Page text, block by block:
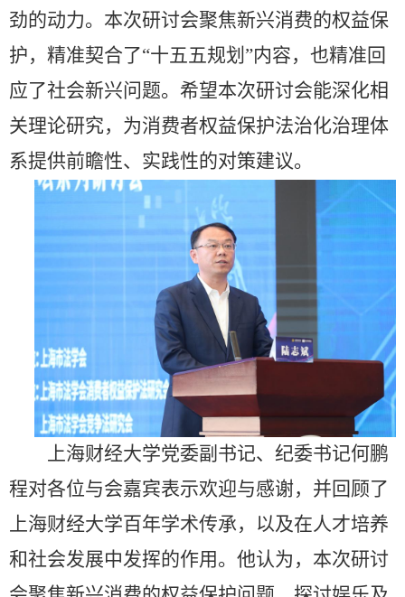
劲的动力。本次研讨会聚焦新兴消费的权益保
护，精准契合了“十五五规划”内容，也精准回
应了社会新兴问题。希望本次研讨会能深化相
关理论研究，为消费者权益保护法治化治理体
系提供前瞻性、实践性的对策建议。
上海财经大学党委副书记、纪委书记何鹏
程对各位与会嘉宾表示欢迎与感谢，并回顾了
上海财经大学百年学术传承，以及在人才培养
和社会发展中发挥的作用。他认为，本次研讨